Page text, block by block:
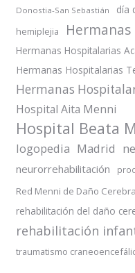
Donostia-San Sebastián día
hemiplejia
Hermanas Hospitalarias
Hermanas Hospitalarias
Hermanas
Hospital Aita Menni
Hospital Beata
logopedia Madrid
neurorrehabilitación
Red Menni de Daño
rehabilitación del daño
rehabilitación
traumatismo